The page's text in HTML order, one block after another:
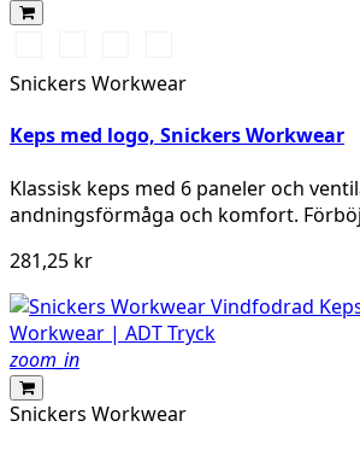
Snickers Workwear
Keps med logo, Snickers Workwear
Klassisk keps med 6 paneler och
andningsförmåga och komfort.
281,25 kr
zoom_in
Snickers Workwear